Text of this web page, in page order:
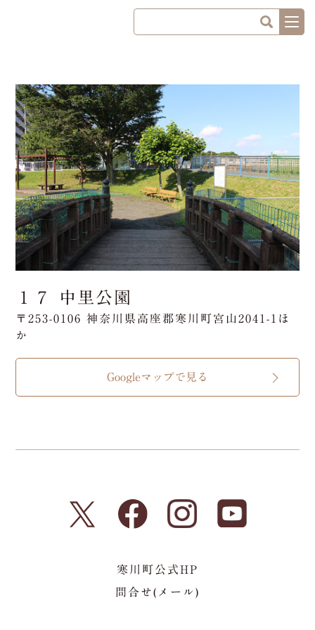
１７ 中里公園
〒253-0106 神奈川県高座郡寒川町宮山2041-1ほ
か
Googleマップで見る
寒川町公式HP
問合せ(メール)